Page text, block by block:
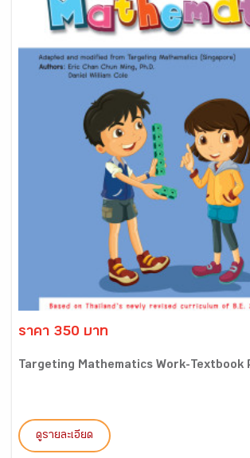
ราคา 350 บาท
Targeting Mathematics Work-Textbook
ดูรายละเอียด